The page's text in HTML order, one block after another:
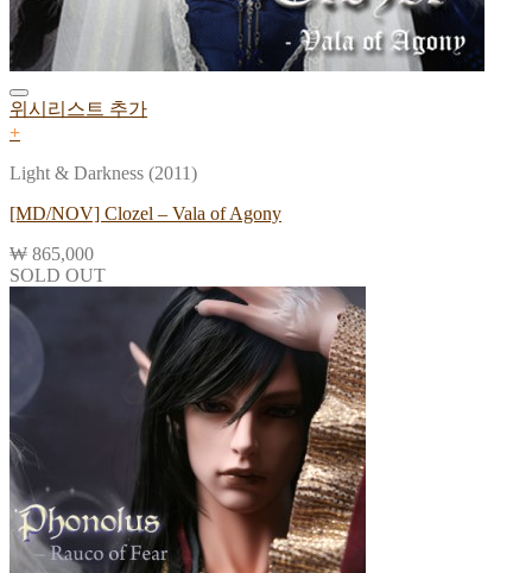
위시리스트 추가
+
Light & Darkness (2011)
[MD/NOV] Clozel – Vala of Agony
₩ 865,000
SOLD OUT